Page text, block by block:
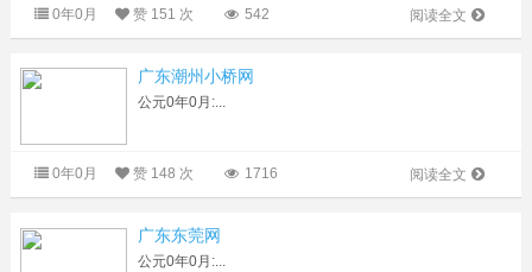
阅读全文
0年0月 赞 151 次 542
广东潮州小桥网
公元0年0月:...
阅读全文
0年0月 赞 148 次 1716
广东东莞网
公元0年0月:...